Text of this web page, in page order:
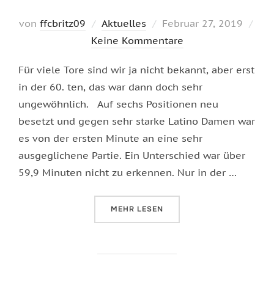
von ffcbritz09 Aktuelles
Veröffentlicht
am
Februar 27, 2019
Keine Kommentare
Für viele Tore sind wir ja nicht bekannt, aber erst
in der 60. ten, das war dann doch sehr
ungewöhnlich. Auf sechs Positionen neu
besetzt und gegen sehr starke Latino Damen war
es von der ersten Minute an eine sehr
ausgeglichene Partie. Ein Unterschied war über
59,9 Minuten nicht zu erkennen. Nur in der …
MEHR ÜBER „GLÜCK GEHABT!“
LESEN